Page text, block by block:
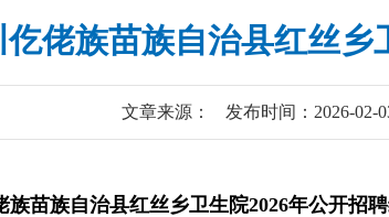
仡佬族苗族自治县红丝乡
文章来源： 发布时间：2026-02-
族苗族自治县红丝乡卫生院2026年公开招